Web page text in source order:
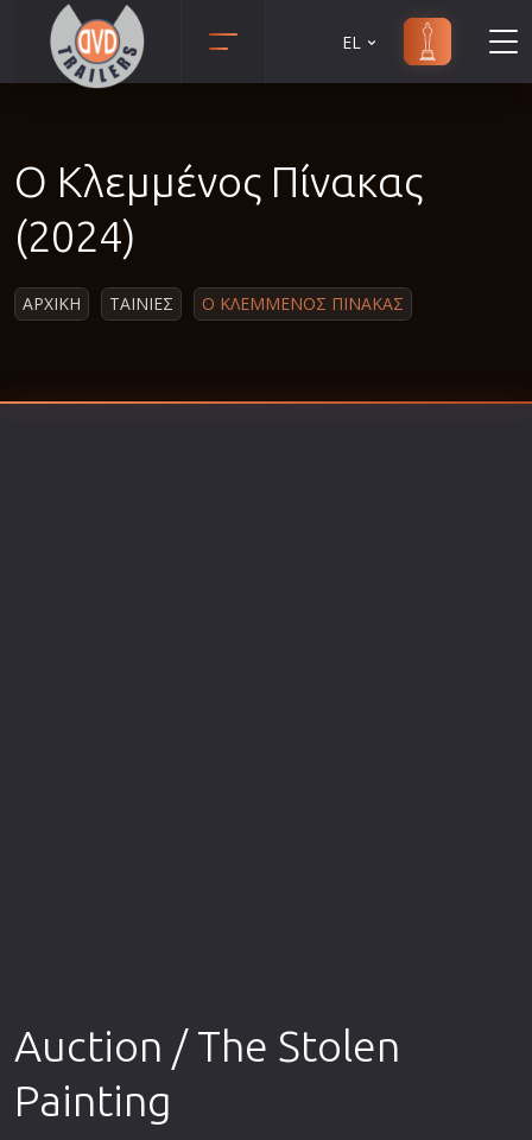
Αισθηματικές
Β' Παγκόσμιος Πόλεμος
Δραματικές
EL
Ο Κλεμμένος Πίνακας
(2024)
ΑΡΧΙΚΗ ΤΑΙΝΙΕΣ Ο ΚΛΕΜΜΕΝΟΣ ΠΙΝΑΚΑΣ
Auction / The Stolen
Painting